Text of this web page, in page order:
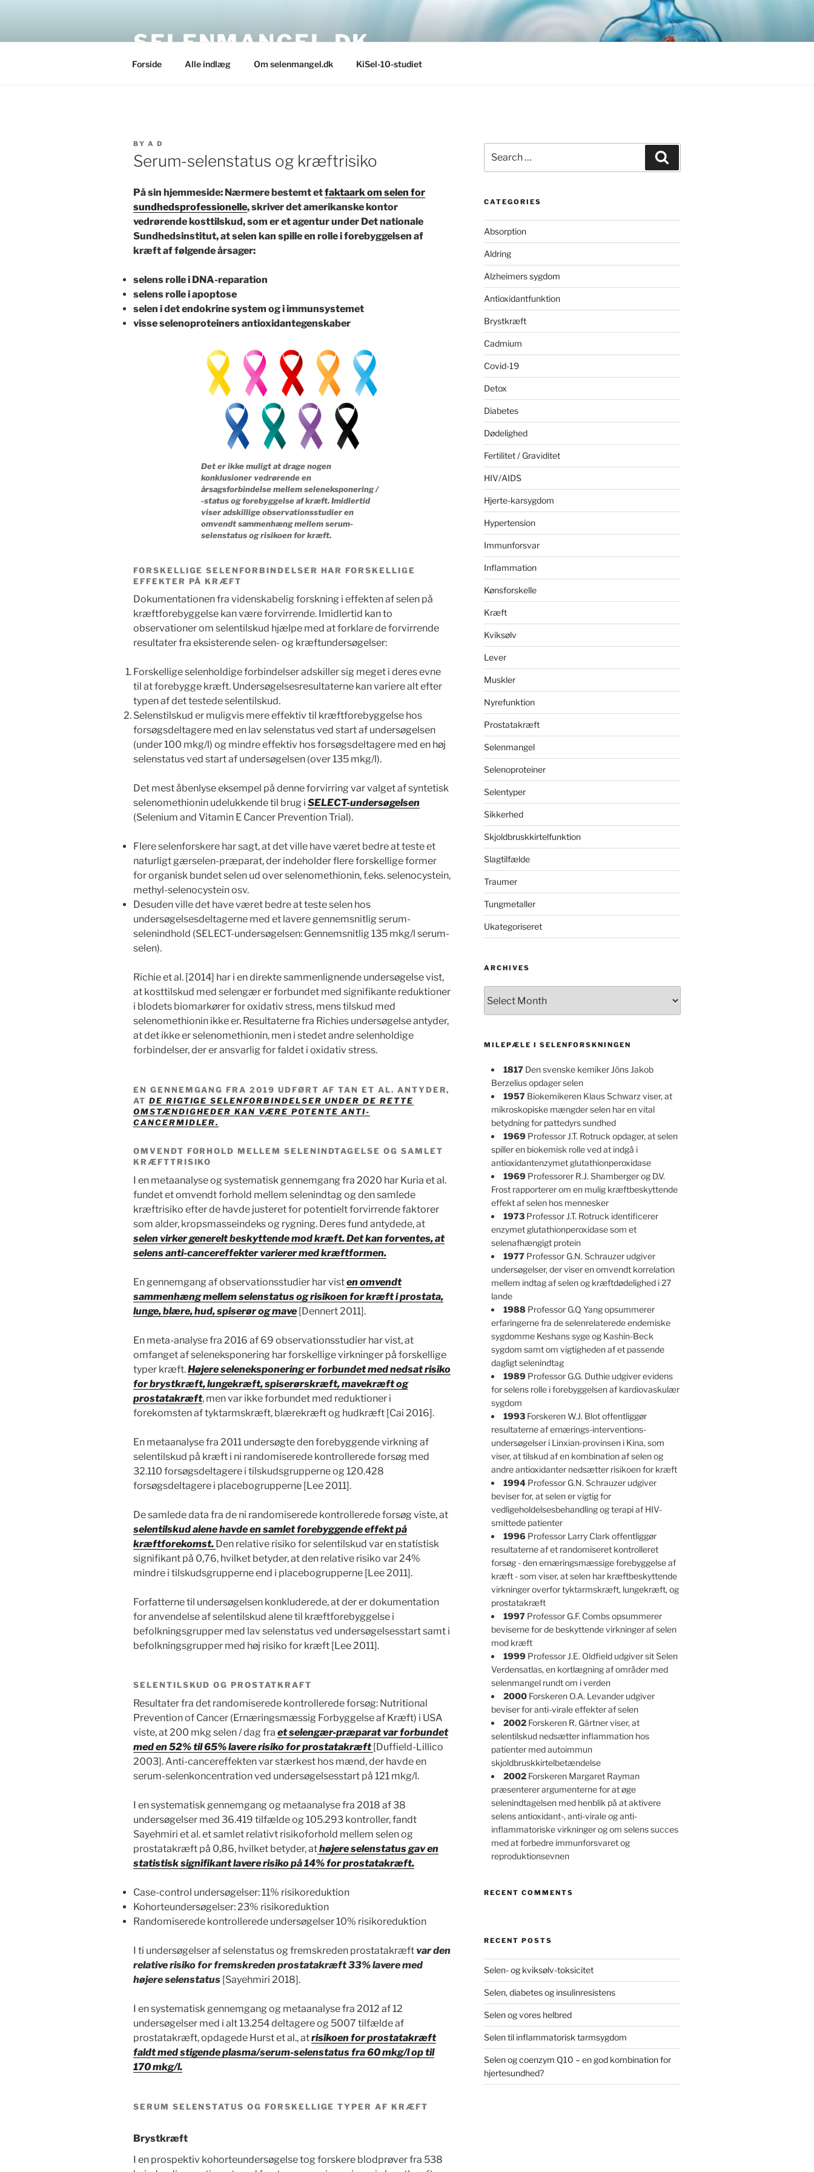
SELENMANGEL.DK
Forside Alle indlæg Om selenmangel.dk KiSel-10-studiet
POSTED
ON
BY A D
Serum-selenstatus og kræftrisiko
På sin hjemmeside: Nærmere bestemt etfaktaark om selen for
sundhedsprofessionelle, skriver det amerikanske kontor
vedrørende kosttilskud, som er et agentur under Det nationale
Sundhedsinstitut, at selen kan spille en rolle i forebyggelsen af
kræft af følgende årsager:
selens rolle i DNA-reparation
selens rolle i apoptose
selen i det endokrine system og i immunsystemet
visse selenoproteiners antioxidantegenskaber
Det er ikke muligt at drage nogen
konklusioner vedrørende en
årsagsforbindelse mellem seleneksponering /
-status og forebyggelse af kræft. Imidlertid
viser adskillige observationsstudier en
omvendt sammenhæng mellem serum-
selenstatus og risikoen for kræft.
FORSKELLIGE SELENFORBINDELSER HAR FORSKELLIGE
EFFEKTER PÅ KRÆFT
Dokumentationen fra videnskabelig forskning i effekten af selen på
kræftforebyggelse kan være forvirrende. Imidlertid kan to
observationer om selentilskud hjælpe med at forklare de forvirrende
resultater fra eksisterende selen- og kræftundersøgelser:
Forskellige selenholdige forbindelser adskiller sig meget i deres evne
til at forebygge kræft. Undersøgelsesresultaterne kan variere alt efter
typen af det testede selentilskud.
Selenstilskud er muligvis mere effektiv til kræftforebyggelse hos
forsøgsdeltagere med en lav selenstatus ved start af undersøgelsen
(under 100 mkg/l) og mindre effektiv hos forsøgsdeltagere med en høj
selenstatus ved start af undersøgelsen (over 135 mkg/l).
Det mest åbenlyse eksempel på denne forvirring var valget af syntetisk
selenomethionin udelukkende til brug i SELECT-undersøgelsen
(Selenium and Vitamin E Cancer Prevention Trial).
Flere selenforskere har sagt, at det ville have været bedre at teste et
naturligt gærselen-præparat, der indeholder flere forskellige former
for organisk bundet selen ud over selenomethionin, f.eks. selenocystein,
methyl-selenocystein osv.
Desuden ville det have været bedre at teste selen hos
undersøgelsesdeltagerne med et lavere gennemsnitlig serum-
selenindhold (SELECT-undersøgelsen: Gennemsnitlig 135 mkg/l serum-
selen).
Richie et al. [2014] har i en direkte sammenlignende undersøgelse vist,
at kosttilskud med selengær er forbundet med signifikante reduktioner
i blodets biomarkører for oxidativ stress, mens tilskud med
selenomethionin ikke er. Resultaterne fra Richies undersøgelse antyder,
at det ikke er selenomethionin, men i stedet andre selenholdige
forbindelser, der er ansvarlig for faldet i oxidativ stress.
EN GENNEMGANG FRA 2019 UDFØRT AF TAN ET AL. ANTYDER,
AT DE RIGTIGE SELENFORBINDELSER UNDER DE RETTE
OMSTÆNDIGHEDER KAN VÆRE POTENTE ANTI-
CANCERMIDLER.
OMVENDT FORHOLD MELLEM SELENINDTAGELSE OG SAMLET
KRÆFTTRISIKO
I en metaanalyse og systematisk gennemgang fra 2020 har Kuria et al.
fundet et omvendt forhold mellem selenindtag og den samlede
kræftrisiko efter de havde justeret for potentielt forvirrende faktorer
som alder, kropsmasseindeks og rygning. Deres fund antydede, at
selen virker generelt beskyttende mod kræft. Det kan forventes, at
selens anti-cancereffekter varierer med kræftformen.
En gennemgang af observationsstudier har visten omvendt
sammenhæng mellem selenstatus og risikoen for kræft i prostata,
lunge, blære, hud, spiserør og mave [Dennert 2011].
En meta-analyse fra 2016 af 69 observationsstudier har vist, at
omfanget af seleneksponering har forskellige virkninger på forskellige
typer kræft.Højere seleneksponering er forbundet med nedsat risiko
for brystkræft, lungekræft, spiserørskræft, mavekræft og
prostatakræft, men var ikke forbundet med reduktioner i
forekomsten af tyktarmskræft, blærekræft og hudkræft [Cai 2016].
En metaanalyse fra 2011 undersøgte den forebyggende virkning af
selentilskud på kræft i ni randomiserede kontrollerede forsøg med
32.110 forsøgsdeltagere i tilskudsgrupperne og 120.428
forsøgsdeltagere i placebogrupperne [Lee 2011].
De samlede data fra de ni randomiserede kontrollerede forsøg viste, at
selentilskud alene havde en samlet forebyggende effekt på
kræftforekomst. Den relative risiko for selentilskud var en statistisk
signifikant på 0,76, hvilket betyder, at den relative risiko var 24%
mindre i tilskudsgrupperne end i placebogrupperne [Lee 2011].
Forfatterne til undersøgelsen konkluderede, at der er dokumentation
for anvendelse af selentilskud alene til kræftforebyggelse i
befolkningsgrupper med lav selenstatus ved undersøgelsesstart samt i
befolkningsgrupper med høj risiko for kræft [Lee 2011].
SELENTILSKUD OG PROSTATKRAFT
Resultater fra det randomiserede kontrollerede forsøg: Nutritional
Prevention of Cancer (Ernæringsmæssig Forbyggelse af Kræft) i USA
viste, at 200 mkg selen / dag fra et selengær-præparat var forbundet
med en 52% til 65% lavere risiko for prostatakræft [Duffield-Lillico
2003]. Anti-cancereffekten var stærkest hos mænd, der havde en
serum-selenkoncentration ved undersøgelsesstart på 121 mkg/l.
I en systematisk gennemgang og metaanalyse fra 2018 af 38
undersøgelser med 36.419 tilfælde og 105.293 kontroller, fandt
Sayehmiri et al. et samlet relativt risikoforhold mellem selen og
prostatakræft på 0,86, hvilket betyder, athøjere selenstatus gav en
statistisk signifikant lavere risiko på 14% for prostatakræft.
Case-control undersøgelser: 11% risikoreduktion
Kohorteundersøgelser: 23% risikoreduktion
Randomiserede kontrollerede undersøgelser 10% risikoreduktion
I ti undersøgelser af selenstatus og fremskreden prostatakræft var den
relative risiko for fremskreden prostatakræft 33% lavere med
højere selenstatus [Sayehmiri 2018].
I en systematisk gennemgang og metaanalyse fra 2012 af 12
undersøgelser med i alt 13.254 deltagere og 5007 tilfælde af
prostatakræft, opdagede Hurst et al., atrisikoen for prostatakræft
faldt med stigende plasma/serum-selenstatus fra 60 mkg/l op til
170 mkg/l.
SERUM SELENSTATUS OG FORSKELLIGE TYPER AF KRÆFT
Brystkræft
I en prospektiv kohorteundersøgelse tog forskere blodprøver fra 538
for:
CATEGORIES
Absorption
Aldring
Alzheimers sygdom
Antioxidantfunktion
Brystkræft
Cadmium
Covid-19
Detox
Diabetes
Dødelighed
Fertilitet / Graviditet
HIV/AIDS
Hjerte-karsygdom
Hypertension
Immunforsvar
Inflammation
Kønsforskelle
Kræft
Kviksølv
Lever
Muskler
Nyrefunktion
Prostatakræft
Selenmangel
Selenoproteiner
Selentyper
Sikkerhed
Skjoldbruskkirtelfunktion
Slagtilfælde
Traumer
Tungmetaller
Ukategoriseret
ARCHIVES
MILEPÆLE I SELENFORSKNINGEN
1817Den svenske kemiker Jöns Jakob
Berzelius opdager selen
1957Biokemikeren Klaus Schwarz viser, at
mikroskopiske mængder selen har en vital
betydning for pattedyrs sundhed
1969Professor J.T. Rotruck opdager, at selen
spiller en biokemisk rolle ved at indgå i
antioxidantenzymet glutathionperoxidase
1969Professorer R.J. Shamberger og D.V.
Frost rapporterer om en mulig kræftbeskyttende
effekt af selen hos mennesker
1973Professor J.T. Rotruck identificerer
enzymet glutathionperoxidase som et
selenafhængigt protein
1977Professor G.N. Schrauzer udgiver
undersøgelser, der viser en omvendt korrelation
mellem indtag af selen og kræftdødelighed i 27
lande
1988 Professor G.Q Yang opsummerer
erfaringerne fra de selenrelaterede endemiske
sygdomme Keshans syge og Kashin-Beck
sygdom samt om vigtigheden af et passende
dagligt selenindtag
1989Professor G.G. Duthie udgiver evidens
for selens rolle i forebyggelsen af kardiovaskulær
sygdom
1993Forskeren W.J. Blot offentliggør
resultaterne af ernærings-interventions-
undersøgelser i Linxian-provinsen i Kina, som
viser, at tilskud af en kombination af selen og
andre antioxidanter nedsætter risikoen for kræft
1994Professor G.N. Schrauzer udgiver
beviser for, at selen er vigtig for
vedligeholdelsesbehandling og terapi af HIV-
smittede patienter
1996Professor Larry Clark offentliggør
resultaterne af et randomiseret kontrolleret
forsøg - den ernæringsmæssige forebyggelse af
kræft - som viser, at selen har kræftbeskyttende
virkninger overfor tyktarmskræft, lungekræft, og
prostatakræft
1997Professor G.F. Combs opsummerer
beviserne for de beskyttende virkninger af selen
mod kræft
1999Professor J.E. Oldfield udgiver sit Selen
Verdensatlas, en kortlægning af områder med
selenmangel rundt om i verden
2000Forskeren O.A. Levander udgiver
beviser for anti-virale effekter af selen
2002Forskeren R. Gärtner viser, at
selentilskud nedsætter inflammation hos
patienter med autoimmun
skjoldbruskkirtelbetændelse
2002Forskeren Margaret Rayman
præsenterer argumenterne for at øge
selenindtagelsen med henblik på at aktivere
selens antioxidant-, anti-virale og anti-
inflammatoriske virkninger og om selens succes
med at forbedre immunforsvaret og
reproduktionsevnen
RECENT COMMENTS
RECENT POSTS
Selen- og kviksølv-toksicitet
Selen, diabetes og insulinresistens
Selen og vores helbred
Selen til inflammatorisk tarmsygdom
Selen og coenzym Q10 – en god kombination for
hjertesundhed?